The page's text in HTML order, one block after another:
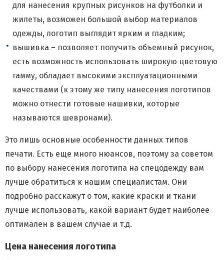
для нанесения крупных рисунков на футболки и
жилеты, возможен большой выбор материалов
одежды, логотип выглядит ярким и гладким;
вышивка – позволяет получить объемный рисунок,
есть возможность использовать широкую цветовую
гамму, обладает высокими эксплуатационными
качествами (к этому же типу нанесения логотипов
можно отнести готовые нашивки, которые
называются шевронами).
Это лишь основные особенности данных типов
печати. Есть еще много нюансов, поэтому за советом
по выбору нанесения логотипа на спецодежду вам
лучше обратиться к нашим специалистам. Они
подробно расскажут о том, какие краски и ткани
лучше использовать, какой вариант будет наиболее
оптимален в вашем случае и т.д.
Цена нанесения логотипа